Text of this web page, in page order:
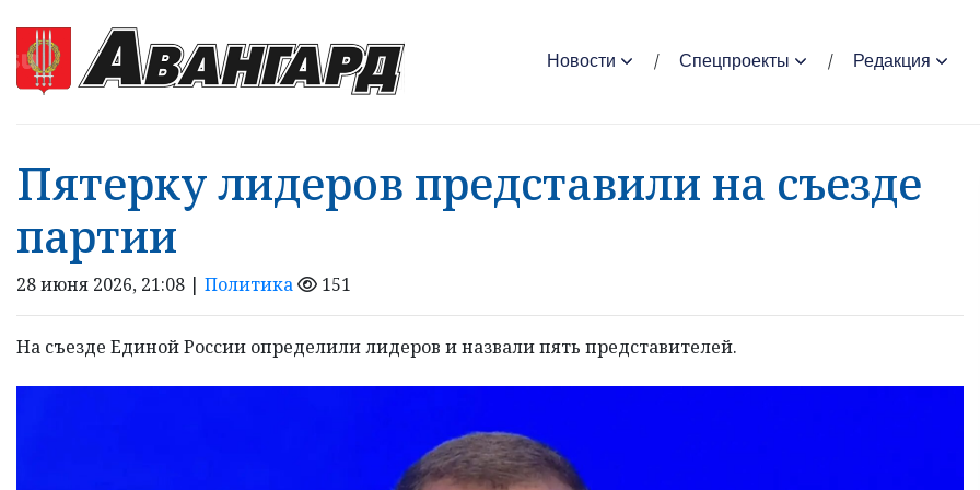
Новости Спецпроекты Редакция
Пятерку лидеров представили на съезде
партии
28 июня 2026, 21:08 | Политика 151
На съезде Единой России определили лидеров и назвали пять представителей.